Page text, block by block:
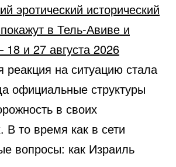
эротический исторический
в Тель-Авиве и
и 27 августа 2026
на ситуацию стала
официальные структуры
в своих
В то время как в сети
вопросы: как Израиль